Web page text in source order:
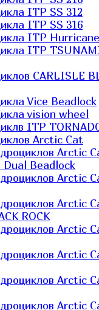
ITP SS 312
ITP SS 316
ITP Hurricane
ITP
CARLISLE
Vice Beadlock
vision wheel
ITP
Arctic Cat
Arctic
Beadlock
Arctic
Arctic
ROCK
Arctic
Arctic
Arctic
Arctic